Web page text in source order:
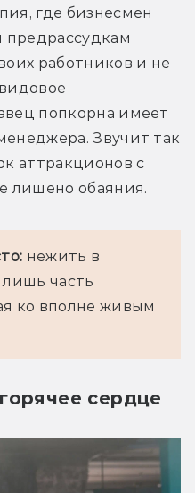
где бизнесмен
работников и не
попкорна имеет
Звучит так
аттракционов с
лишено обаяния.
нежить в
часть
ко вполне живым
сердце